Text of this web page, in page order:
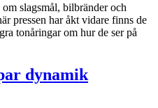
slagsmål, bilbränder och
pressen har åkt vidare finns de
tonåringar om hur de ser på
dynamik